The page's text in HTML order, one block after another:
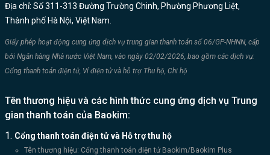
Địa chỉ: Số 311-313 Đường Trường Chinh, Phường Phương Liệt,
Thành phố Hà Nội, Việt Nam.
Giấy phép hoạt động cung ứng dịch vụ trung gian thanh toán số 06/GP-NHNN, cấp
bởi Ngân hàng Nhà nước Việt Nam, vào ngày 02/02/2026, bao gồm các dịch vụ:
Cổng thanh toán điện tử, Ví điện tử và hỗ trợ Thu hộ, Chi hộ
Tên thương hiệu và các hình thức cung ứng dịch vụ Trung
gian thanh toán của Baokim:
Cổng thanh toán điện tử và Hỗ trợ thu hộ
Tên thương hiệu: Cổng thanh toán điện tử Baokim/Baokim Plus